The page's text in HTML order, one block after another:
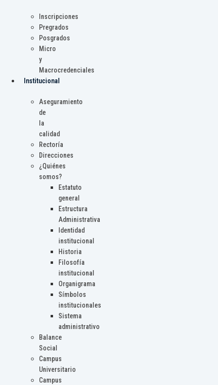
Inscripciones
Pregrados
Posgrados
Micro
y
Macrocredenciales
Institucional
Aseguramiento
de
la
calidad
Rectoría
Direcciones
¿Quiénes
somos?
Estatuto
general
Estructura
Administrativa
Identidad
institucional
Historia
Filosofía
institucional
Organigrama
Símbolos
institucionales
Sistema
administrativo
Balance
Social
Campus
Universitario
Campus